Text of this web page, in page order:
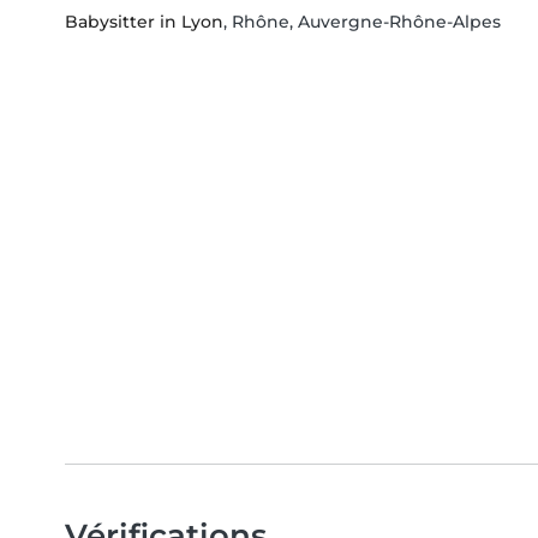
Babysitter in Lyon, Rhône, Auvergne-Rhône-Alpes